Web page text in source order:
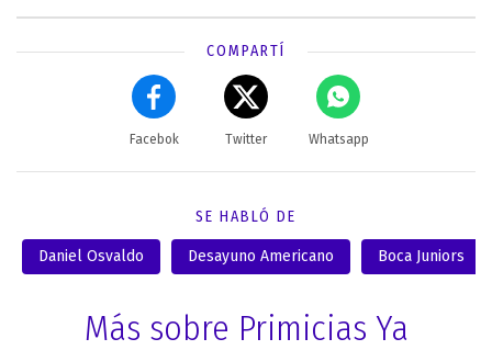
COMPARTÍ
Facebok Twitter Whatsapp
SE HABLÓ DE
Daniel Osvaldo Desayuno Americano Boca Juniors
Más sobre Primicias Ya